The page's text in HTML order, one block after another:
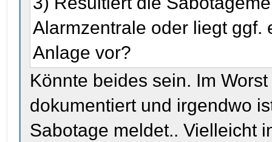
Alarmzentrale oder liegt ggf.
Anlage vor?
Könnte beides sein. Im
dokumentiert und irgendwo
Sabotage meldet.. Vielleicht